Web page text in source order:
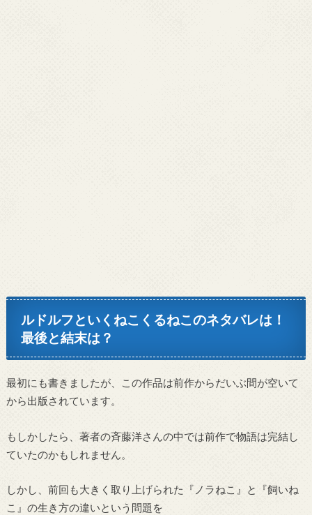
ルドルフといくねこくるねこのネタバレは！
最後と結末は？
最初にも書きましたが、この作品は前作からだいぶ間が空いて
から出版されています。
もしかしたら、著者の斉藤洋さんの中では前作で物語は完結し
ていたのかもしれません。
しかし、前回も大きく取り上げられた『ノラねこ』と『飼いね
こ』の生き方の違いという問題を